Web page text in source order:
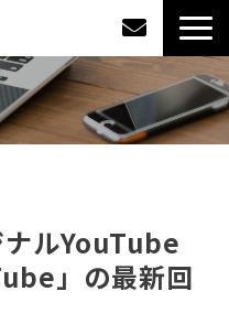
ナルYouTube
」の最新回